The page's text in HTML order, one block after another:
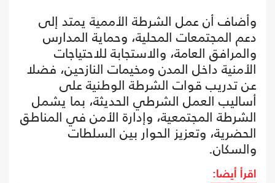
وأضاف أن عمل الشرطة الأممية يمتد إلى
دعم المجتمعات المحلية، وحماية المدارس
والمرافق العامة، والاستجابة للاحتياجات
الأمنية داخل المدن ومخيمات النازحين، فضلا
عن تدريب قوات الشرطة الوطنية على
أساليب العمل الشرطي الحديثة، بما يشمل
الشرطة المجتمعية، وإدارة الأمن في المناطق
الحضرية، وتعزيز الحوار بين السلطات
والسكان.
اقرأ أيضا: